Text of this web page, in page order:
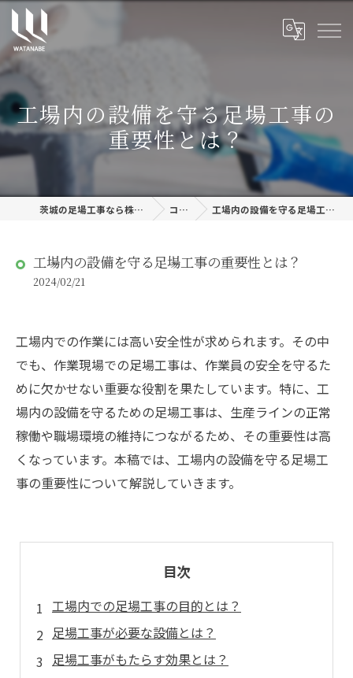
工場内の設備を守る足場工事の
重要性とは？
茨城の足場工事なら株式会社渡邊建設 コラム 工場内の設備を守る足場工事の重要性とは？
工場内の設備を守る足場工事の重要性とは？
2024/02/21
工場内での作業には高い安全性が求められます。その中
でも、作業現場での足場工事は、作業員の安全を守るた
めに欠かせない重要な役割を果たしています。特に、工
場内の設備を守るための足場工事は、生産ラインの正常
稼働や職場環境の維持につながるため、その重要性は高
くなっています。本稿では、工場内の設備を守る足場工
事の重要性について解説していきます。
目次
工場内での足場工事の目的とは？
足場工事が必要な設備とは？
足場工事がもたらす効果とは？